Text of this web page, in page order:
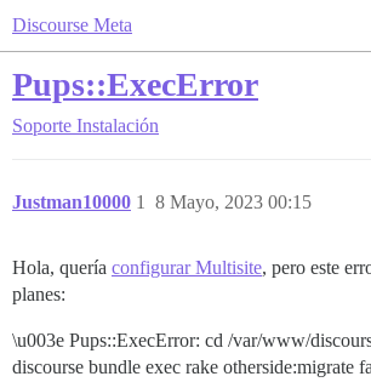
Discourse Meta
Pups::ExecError
Soporte Instalación
Justman10000 8 Mayo, 2023 00:15
1
Hola, quería configurar Multisite, pero este
planes:
\u003e Pups::ExecError: cd /var/www/
discourse bundle exec rake otherside:migrate